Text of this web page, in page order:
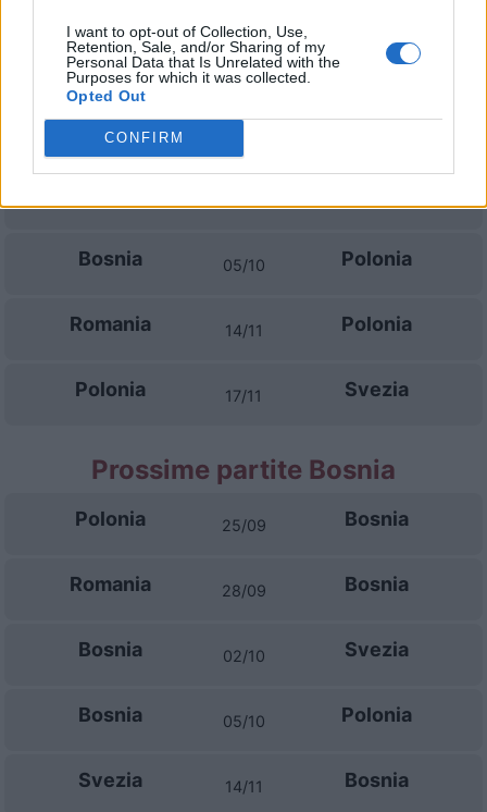
I want to opt-out of Collection, Use,
Retention, Sale, and/or Sharing of my
Personal Data that Is Unrelated with the
Purposes for which it was collected.
Opted Out
CONFIRM
Polonia 25/09 Bosnia
Svezia
Bosnia 05/10 Polonia
Romania 14/11 Polonia
Polonia 17/11 Svezia
Prossime partite Bosnia
Polonia 25/09 Bosnia
Romania 28/09 Bosnia
Bosnia 02/10 Svezia
Bosnia 05/10 Polonia
Svezia 14/11 Bosnia